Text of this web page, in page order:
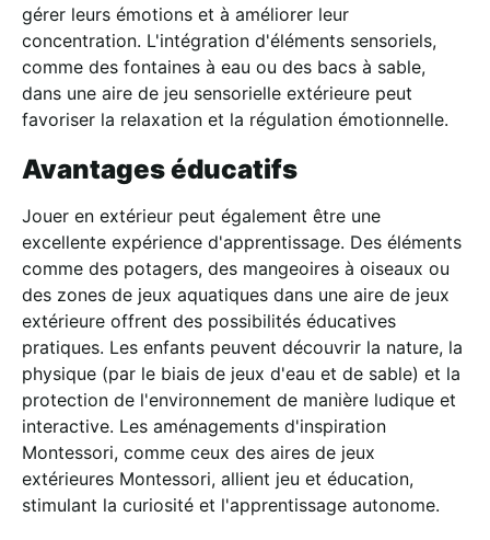
gérer leurs émotions et à améliorer leur
concentration. L'intégration d'éléments sensoriels,
comme des fontaines à eau ou des bacs à sable,
dans une aire de jeu sensorielle extérieure peut
favoriser la relaxation et la régulation émotionnelle.
Avantages éducatifs
Jouer en extérieur peut également être une
excellente expérience d'apprentissage. Des éléments
comme des potagers, des mangeoires à oiseaux ou
des zones de jeux aquatiques dans une aire de jeux
extérieure offrent des possibilités éducatives
pratiques. Les enfants peuvent découvrir la nature, la
physique (par le biais de jeux d'eau et de sable) et la
protection de l'environnement de manière ludique et
interactive. Les aménagements d'inspiration
Montessori, comme ceux des aires de jeux
extérieures Montessori, allient jeu et éducation,
stimulant la curiosité et l'apprentissage autonome.